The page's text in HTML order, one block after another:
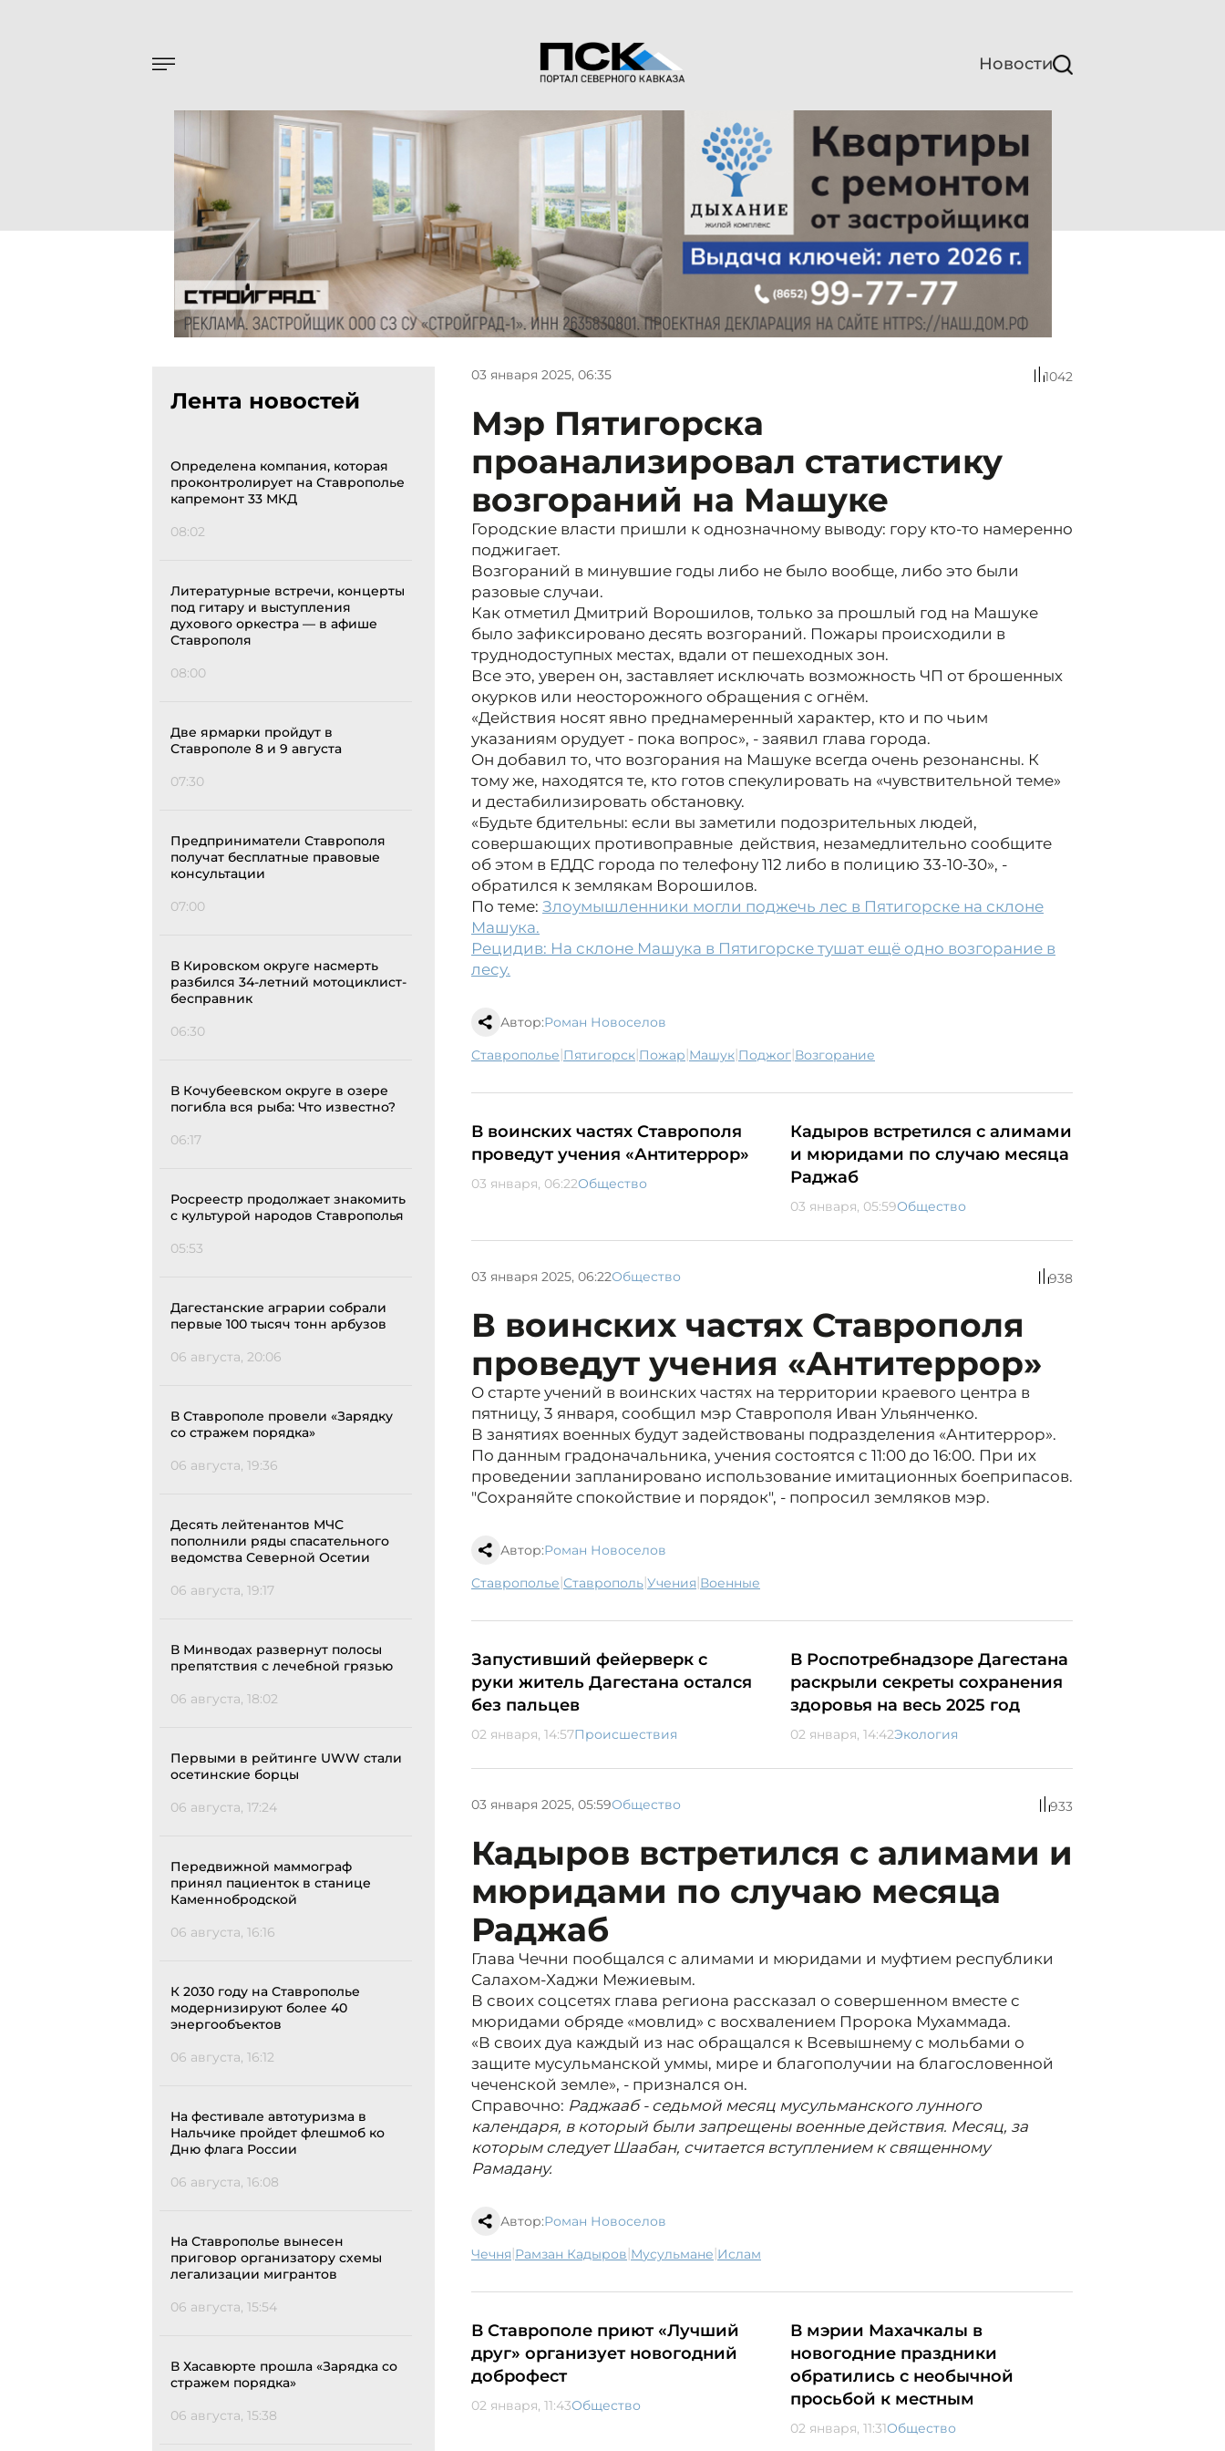
Новости
Лента новостей
Определена компания, которая
проконтролирует на Ставрополье
капремонт 33 МКД
08:02
Литературные встречи, концерты
под гитару и выступления
духового оркестра — в афише
Ставрополя
08:00
Две ярмарки пройдут в
Ставрополе 8 и 9 августа
07:30
Предприниматели Ставрополя
получат бесплатные правовые
консультации
07:00
В Кировском округе насмерть
разбился 34-летний мотоциклист-
бесправник
06:30
В Кочубеевском округе в озере
погибла вся рыба: Что известно?
06:17
Росреестр продолжает знакомить
с культурой народов Ставрополья
05:53
Дагестанские аграрии собрали
первые 100 тысяч тонн арбузов
06 августа, 20:06
В Ставрополе провели «Зарядку
со стражем порядка»
06 августа, 19:36
Десять лейтенантов МЧС
пополнили ряды спасательного
ведомства Северной Осетии
06 августа, 19:17
В Минводах развернут полосы
препятствия с лечебной грязью
06 августа, 18:02
Первыми в рейтинге UWW стали
осетинские борцы
06 августа, 17:24
Передвижной маммограф
принял пациенток в станице
Каменнобродской
06 августа, 16:16
К 2030 году на Ставрополье
модернизируют более 40
энергообъектов
06 августа, 16:12
На фестивале автотуризма в
Нальчике пройдет флешмоб ко
Дню флага России
06 августа, 16:08
На Ставрополье вынесен
приговор организатору схемы
легализации мигрантов
06 августа, 15:54
В Хасавюрте прошла «Зарядка со
стражем порядка»
06 августа, 15:38
03 января 2025, 06:35 1042
Мэр Пятигорска
проанализировал статистику
возгораний на Машуке
Городские власти пришли к однозначному выводу: гору кто-то намеренно
поджигает.
Возгораний в минувшие годы либо не было вообще, либо это были
разовые случаи.
Как отметил Дмитрий Ворошилов, только за прошлый год на Машуке
было зафиксировано десять возгораний. Пожары происходили в
труднодоступных местах, вдали от пешеходных зон.
Все это, уверен он, заставляет исключать возможность ЧП от брошенных
окурков или неосторожного обращения с огнём.
«Действия носят явно преднамеренный характер, кто и по чьим
указаниям орудует - пока вопрос», - заявил глава города.
Он добавил то, что возгорания на Машуке всегда очень резонансны. К
тому же, находятся те, кто готов спекулировать на «чувствительной теме»
и дестабилизировать обстановку.
«Будьте бдительны: если вы заметили подозрительных людей,
совершающих противоправные действия, незамедлительно сообщите
об этом в ЕДДС города по телефону 112 либо в полицию 33-10-30», -
обратился к землякам Ворошилов.
По теме: Злоумышленники могли поджечь лес в Пятигорске на склоне
Машука.
Рецидив: На склоне Машука в Пятигорске тушат ещё одно возгорание в
лесу.
Автор:Роман Новоселов
Ставрополье| Пятигорск| пожар| Машук| поджог| возгорание
В воинских частях Ставрополя
проведут учения «Антитеррор»
03 января, 06:22Общество
Кадыров встретился с алимами
и мюридами по случаю месяца
Раджаб
03 января, 05:59Общество
03 января 2025, 06:22Общество 938
В воинских частях Ставрополя
проведут учения «Антитеррор»
О старте учений в воинских частях на территории краевого центра в
пятницу, 3 января, сообщил мэр Ставрополя Иван Ульянченко.
В занятиях военных будут задействованы подразделения «Антитеррор».
По данным градоначальника, учения состоятся с 11:00 до 16:00. При их
проведении запланировано использование имитационных боеприпасов.
"Сохраняйте спокойствие и порядок", - попросил земляков мэр.
Автор:Роман Новоселов
Ставрополье| Ставрополь| учения| военные
Запустивший фейерверк с
руки житель Дагестана остался
без пальцев
02 января, 14:57Происшествия
В Роспотребнадзоре Дагестана
раскрыли секреты сохранения
здоровья на весь 2025 год
02 января, 14:42Экология
03 января 2025, 05:59Общество 933
Кадыров встретился с алимами и
мюридами по случаю месяца
Раджаб
Глава Чечни пообщался с алимами и мюридами и муфтием республики
Салахом-Хаджи Межиевым.
В своих соцсетях глава региона рассказал о совершенном вместе с
мюридами обряде «мовлид» с восхвалением Пророка Мухаммада.
«В своих дуа каждый из нас обращался к Всевышнему с мольбами о
защите мусульманской уммы, мире и благополучии на благословенной
чеченской земле», - признался он.
Справочно: Раджааб - седьмой месяц мусульманского лунного
календаря, в который были запрещены военные действия. Месяц, за
которым следует Шаабан, считается вступлением к священному
Рамадану.
Автор:Роман Новоселов
Чечня| Рамзан Кадыров| мусульмане| ислам
В Ставрополе приют «Лучший
друг» организует новогодний
доброфест
02 января, 11:43Общество
В мэрии Махачкалы в
новогодние праздники
обратились с необычной
просьбой к местным
02 января, 11:31Общество